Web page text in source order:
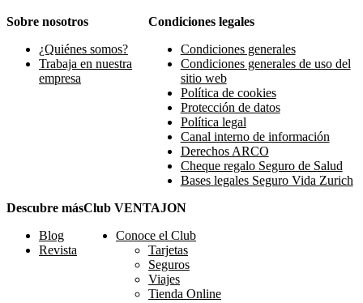
Sobre nosotros
¿Quiénes somos?
Trabaja en nuestra
empresa
Condiciones legales
Condiciones generales
Condiciones generales de uso del
sitio web
Política de cookies
Protección de datos
Política legal
Canal interno de información
Derechos ARCO
Cheque regalo Seguro de Salud
Bases legales Seguro Vida Zurich
Descubre más
Blog
Revista
Club VENTAJON
Conoce el Club
Tarjetas
Seguros
Viajes
Tienda Online